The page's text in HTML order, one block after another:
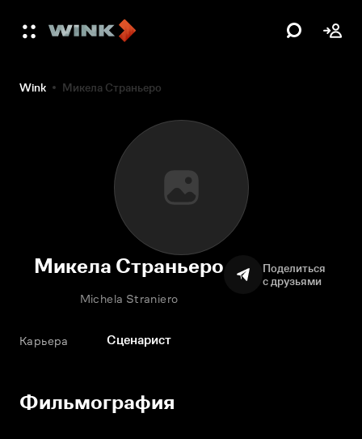
Wink Микела Страньеро
Микела Страньеро
Michela Straniero
Поделиться
с друзьями
Карьера Сценарист
Фильмография